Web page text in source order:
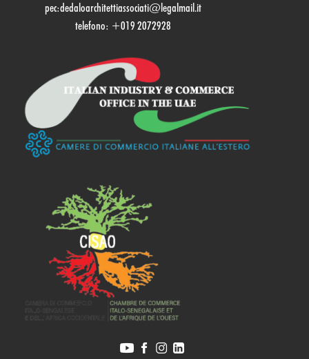
pec:dedaloarchitettiassociati@legalmail.it
telefono: +019 2072928